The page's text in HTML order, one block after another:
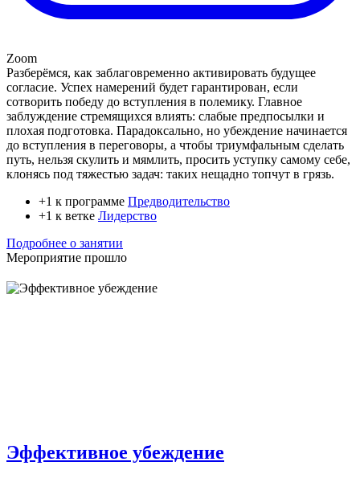
Zoom
Разберёмся, как заблаговременно активировать будущее
согласие. Успех намерений будет гарантирован, если
сотворить победу до вступления в полемику. Главное
заблуждение стремящихся влиять: слабые предпосылки и
плохая подготовка. Парадоксально, но убеждение начинается
до вступления в переговоры, а чтобы триумфальным сделать
путь, нельзя скулить и мямлить, просить уступку самому себе,
клонясь под тяжестью задач: таких нещадно топчут в грязь.
+1 к программе Предводительство
+1 к ветке Лидерство
Подробнее о занятии
Мероприятие прошло
Эффективное убеждение